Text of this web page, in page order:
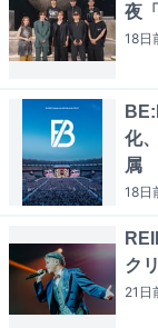
夜
18日
化
属
18日
ク
21日